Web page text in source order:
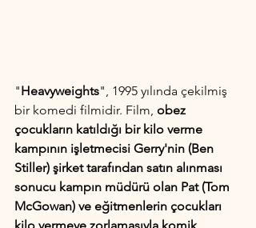
"Heavyweights", 1995 yılında çekilmiş
bir komedi filmidir. Film, obez
çocukların katıldığı bir kilo verme
kampının işletmecisi Gerry'nin (Ben
Stiller) şirket tarafından satın alınması
sonucu kampın müdürü olan Pat (Tom
McGowan) ve eğitmenlerin çocukları